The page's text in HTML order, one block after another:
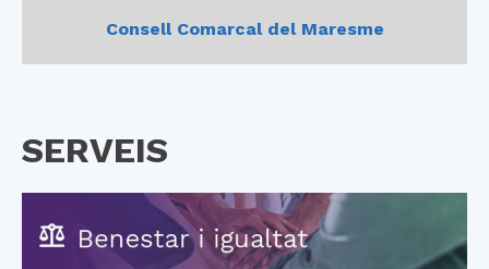
Consell Comarcal del Maresme
SERVEIS